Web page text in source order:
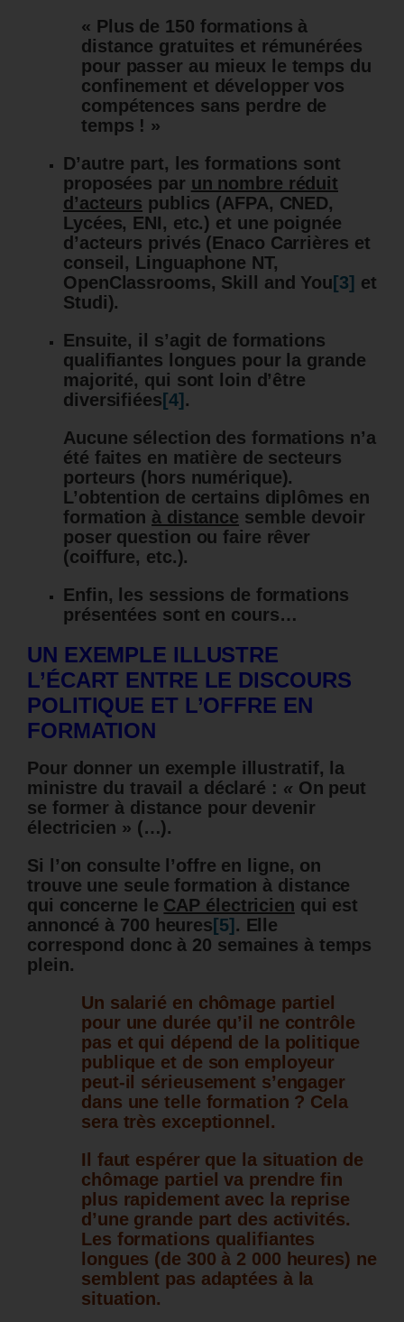
« Plus de 150 formations à
distance gratuites et rémunérées
pour passer au mieux le temps du
confinement et développer vos
compétences sans perdre de
temps ! »
D’autre part, les formations sont
proposées par un nombre réduit
d’acteurs publics (AFPA, CNED,
Lycées, ENI, etc.) et une poignée
d’acteurs privés (Enaco Carrières et
conseil, Linguaphone NT,
OpenClassrooms, Skill and You [3] et
Studi).
Ensuite, il s’agit de formations
qualifiantes longues pour la grande
majorité, qui sont loin d’être
diversifiées [4] .
Aucune sélection des formations n’a
été faites en matière de secteurs
porteurs (hors numérique).
L’obtention de certains diplômes en
formation à distance semble devoir
poser question ou faire rêver
(coiffure, etc.).
Enfin, les sessions de formations
présentées sont en cours…
UN EXEMPLE ILLUSTRE
L’ÉCART ENTRE LE DISCOURS
POLITIQUE ET L’OFFRE EN
FORMATION
Pour donner un exemple illustratif, la
ministre du travail a déclaré : « On peut
se former à distance pour devenir
électricien » (…).
Si l’on consulte l’offre en ligne, on
trouve une seule formation à distance
qui concerne le CAP électricien qui est
annoncé à 700 heures [5] . Elle
correspond donc à 20 semaines à temps
plein.
Un salarié en chômage partiel
pour une durée qu’il ne contrôle
pas et qui dépend de la politique
publique et de son employeur
peut-il sérieusement s’engager
dans une telle formation ? Cela
sera très exceptionnel.
Il faut espérer que la situation de
chômage partiel va prendre fin
plus rapidement avec la reprise
d’une grande part des activités.
Les formations qualifiantes
longues (de 300 à 2 000 heures) ne
semblent pas adaptées à la
situation.